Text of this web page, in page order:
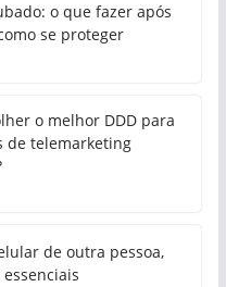
o que fazer após
se proteger
o melhor DDD para
de telemarketing
de outra pessoa,